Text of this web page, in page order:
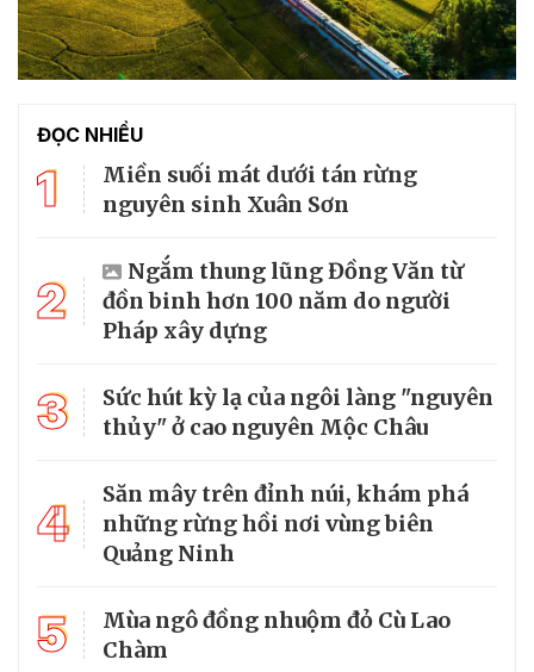
ĐỌC NHIỀU
1
Miền suối mát dưới tán rừng
nguyên sinh Xuân Sơn
2
Ngắm thung lũng Đồng Văn từ
đồn binh hơn 100 năm do người
Pháp xây dựng
3
Sức hút kỳ lạ của ngôi làng "nguyên
thủy" ở cao nguyên Mộc Châu
4
Săn mây trên đỉnh núi, khám phá
những rừng hồi nơi vùng biên
Quảng Ninh
5
Mùa ngô đồng nhuộm đỏ Cù Lao
Chàm